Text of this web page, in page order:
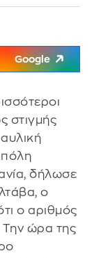
Google
στιγμής
πόλη
δήλωσε
ο
ο αριθμός
Την ώρα της